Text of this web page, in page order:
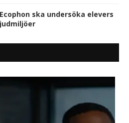
ska undersöka elevers